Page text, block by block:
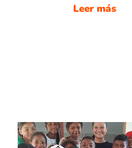
Leer más